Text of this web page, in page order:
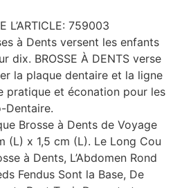
L’ARTICLE: 759003
à Dents versent les enfants
dix. BROSSE À DENTS verse
la plaque dentaire et la ligne
pratique et éconation pour les
Dentaire.
Brosse à Dents de Voyage
(L) x 1,5 cm (L). Le Long Cou
à Dents, L’Abdomen Rond
Fendus Sont la Base, De